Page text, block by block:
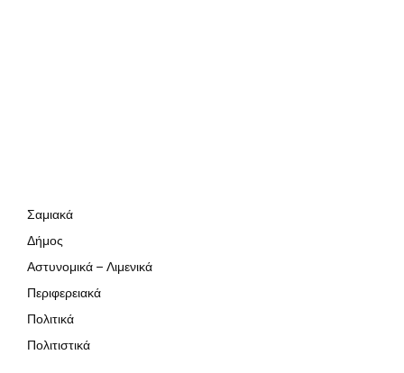
Σαμιακά
Δήμος
Αστυνομικά – Λιμενικά
Περιφερειακά
Πολιτικά
Πολιτιστικά